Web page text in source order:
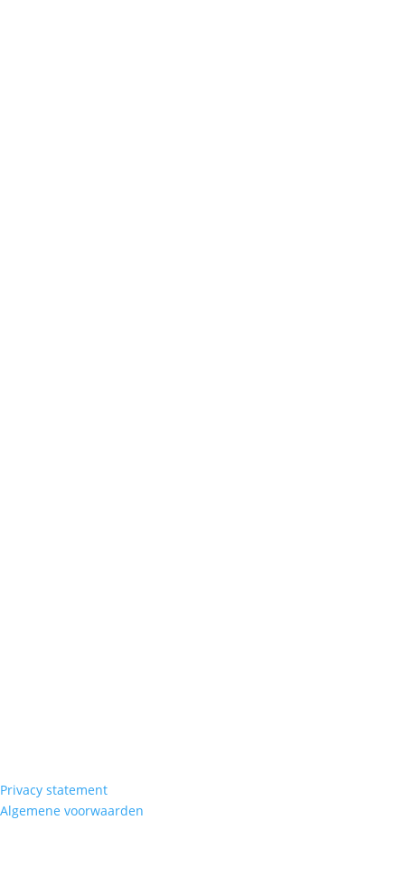
Privacy statement
Algemene voorwaarden